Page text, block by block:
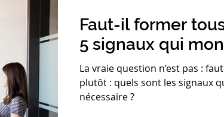
Faut-il former
5 signaux qui
La vraie question n’est pas :
plutôt : quels sont les signaux
nécessaire ?